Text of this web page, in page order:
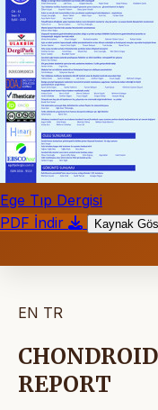
Ege Tıp Dergisi
PDF İndir
Kaynak
EN TR
REPORT